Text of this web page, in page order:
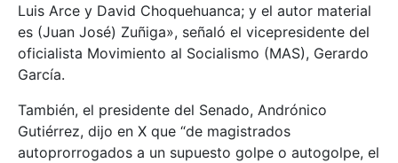
Luis Arce y David Choquehuanca; y el autor material
es (Juan José) Zuñiga», señaló el vicepresidente del
oficialista Movimiento al Socialismo (MAS), Gerardo
García.
También, el presidente del Senado, Andrónico
Gutiérrez, dijo en X que “de magistrados
autoprorrogados a un supuesto golpe o autogolpe, el